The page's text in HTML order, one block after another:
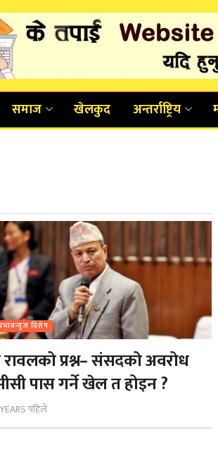
समाज खेलकुद अन्तर्राष्ट्रिय
विशेष
प्रश्न– संसदको अवरोध
पास गर्ने खेल त होइन ?
पहिले